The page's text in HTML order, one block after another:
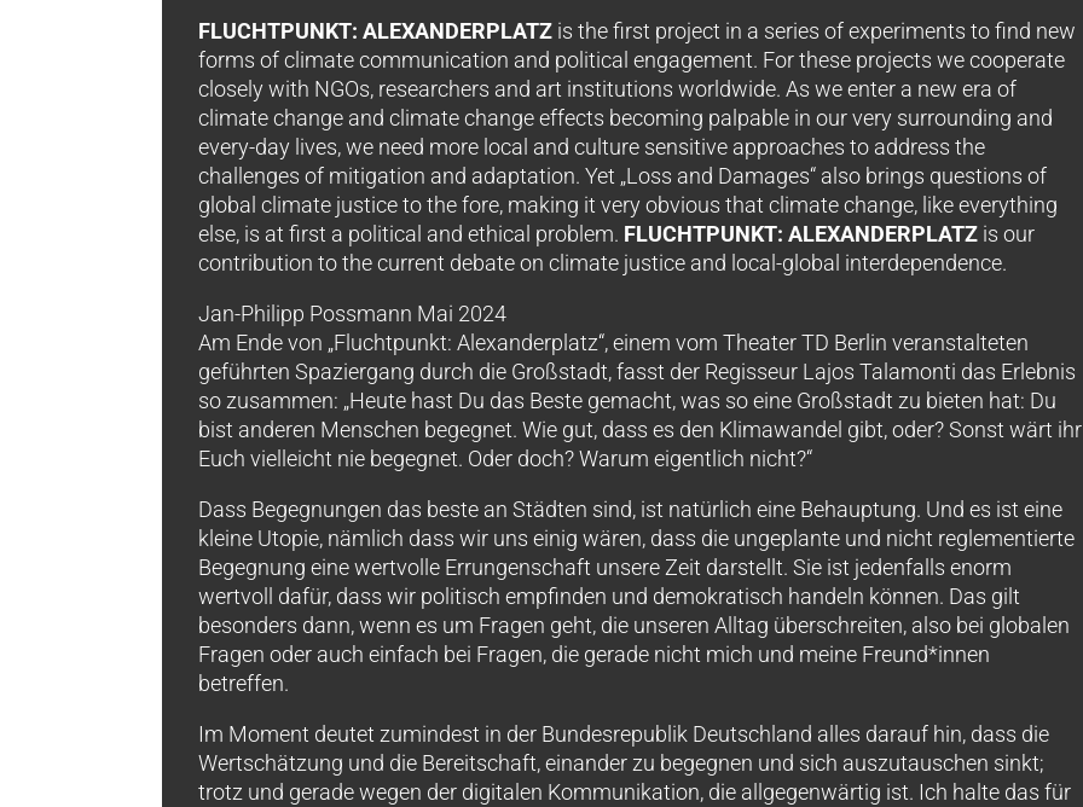
FLUCHTPUNKT: ALEXANDERPLATZ is the first project in a series of experiments to find new
forms of climate communication and political engagement. For these projects we cooperate
closely with NGOs, researchers and art institutions worldwide. As we enter a new era of
climate change and climate change effects becoming palpable in our very surrounding and
every-day lives, we need more local and culture sensitive approaches to address the
challenges of mitigation and adaptation. Yet „Loss and Damages“ also brings questions of
global climate justice to the fore, making it very obvious that climate change, like everything
else, is at first a political and ethical problem. FLUCHTPUNKT: ALEXANDERPLATZ is our
contribution to the current debate on climate justice and local-global interdependence.
Jan-Philipp Possmann Mai 2024
Am Ende von „Fluchtpunkt: Alexanderplatz“, einem vom Theater TD Berlin veranstalteten
geführten Spaziergang durch die Großstadt, fasst der Regisseur Lajos Talamonti das Erlebnis
so zusammen: „Heute hast Du das Beste gemacht, was so eine Großstadt zu bieten hat: Du
bist anderen Menschen begegnet. Wie gut, dass es den Klimawandel gibt, oder? Sonst wärt ihr
Euch vielleicht nie begegnet. Oder doch? Warum eigentlich nicht?“
Dass Begegnungen das beste an Städten sind, ist natürlich eine Behauptung. Und es ist eine
kleine Utopie, nämlich dass wir uns einig wären, dass die ungeplante und nicht reglementierte
Begegnung eine wertvolle Errungenschaft unsere Zeit darstellt. Sie ist jedenfalls enorm
wertvoll dafür, dass wir politisch empfinden und demokratisch handeln können. Das gilt
besonders dann, wenn es um Fragen geht, die unseren Alltag überschreiten, also bei globalen
Fragen oder auch einfach bei Fragen, die gerade nicht mich und meine Freund*innen
betreffen.
Im Moment deutet zumindest in der Bundesrepublik Deutschland alles darauf hin, dass die
Wertschätzung und die Bereitschaft, einander zu begegnen und sich auszutauschen sinkt;
trotz und gerade wegen der digitalen Kommunikation, die allgegenwärtig ist. Ich halte das für